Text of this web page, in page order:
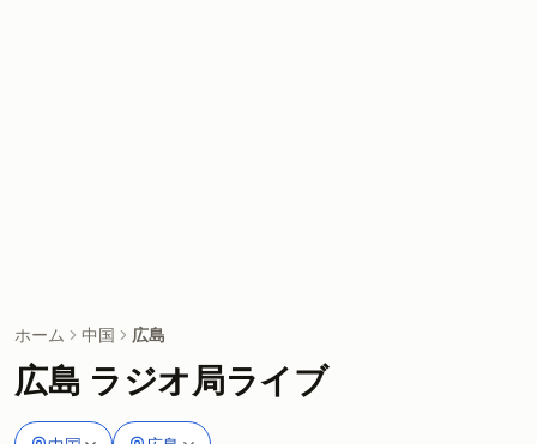
ホーム 中国 広島
広島 ラジオ局ライブ